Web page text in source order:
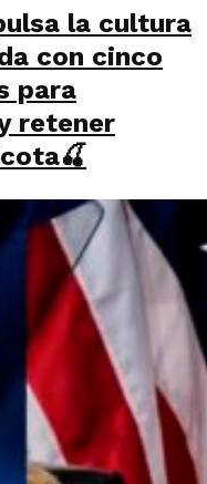
la cultura
con cinco
para
retener